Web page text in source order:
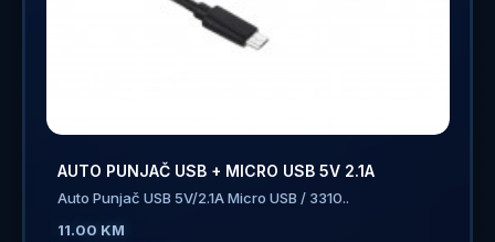
AUTO PUNJAČ USB + MICRO USB 5V 2.1A
Auto Punjač USB 5V/2.1A Micro USB / 3310..
11.00 KM